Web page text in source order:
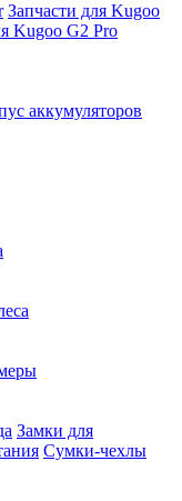
Запчасти для Kugoo
Kugoo G2 Pro
аккумуляторов
Замки для
Сумки-чехлы